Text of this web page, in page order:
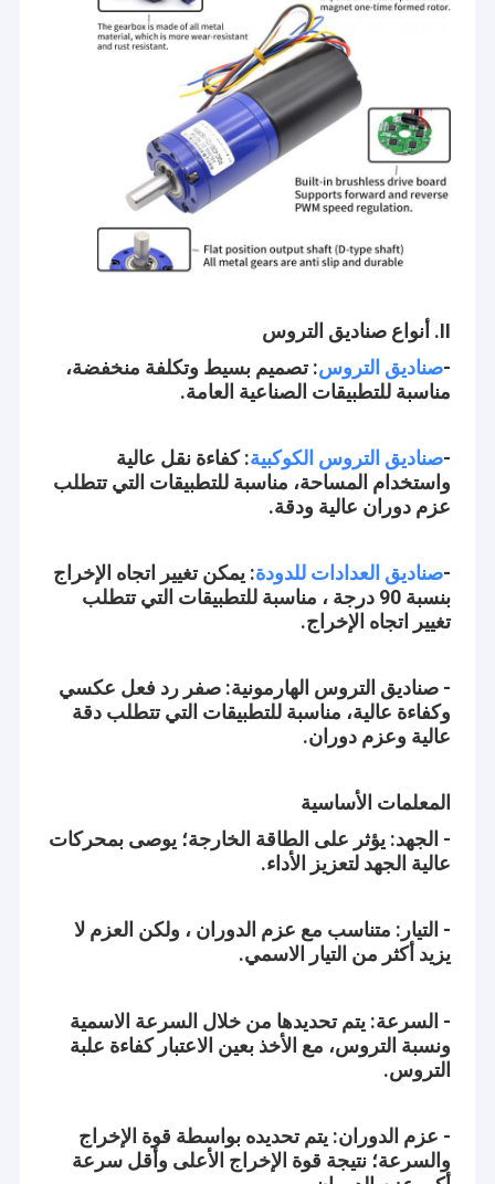
الصفحة الرئيسية
معلومات عنا
II. أنواع صناديق التروس
-صناديق التروس: تصميم بسيط وتكلفة منخفضة،
مناسبة للتطبيقات الصناعية العامة.
-صناديق التروس الكوكبية: كفاءة نقل عالية
واستخدام المساحة، مناسبة للتطبيقات التي تتطلب
عزم دوران عالية ودقة.
-صناديق العدادات للدودة: يمكن تغيير اتجاه الإخراج
بنسبة 90 درجة ، مناسبة للتطبيقات التي تتطلب
تغيير اتجاه الإخراج.
- صناديق التروس الهارمونية: صفر رد فعل عكسي
وكفاءة عالية، مناسبة للتطبيقات التي تتطلب دقة
عالية وعزم دوران.
المعلمات الأساسية
- الجهد: يؤثر على الطاقة الخارجة؛ يوصى بمحركات
عالية الجهد لتعزيز الأداء.
- التيار: متناسب مع عزم الدوران ، ولكن العزم لا
يزيد أكثر من التيار الاسمي.
- السرعة: يتم تحديدها من خلال السرعة الاسمية
ونسبة التروس، مع الأخذ بعين الاعتبار كفاءة علبة
التروس.
- عزم الدوران: يتم تحديده بواسطة قوة الإخراج
والسرعة؛ نتيجة قوة الإخراج الأعلى وأقل سرعة
والمحرك الصغير ، ومحرك pwm ، وما إلى ذلك ، Aslong هي علامتنا
التجارية.مع مرافق اختبار مجهزة جيدًا وقوة تقنية قوية.مع مجموعة واسعة
ونوعية جيدة وأسعار معقولة وتصميمات أنيقة ، يتم استخدام منتجاتنا على